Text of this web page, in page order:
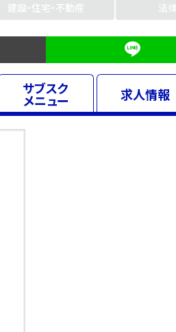
建設・住宅・不動産 法
サブスク
メニュー 求人情報